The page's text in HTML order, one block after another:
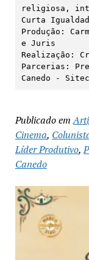
religiosa,
Curta
Produção:
e Juris
Realização:
Parcerias:
Canedo -
Publicado em
Cinema,
Líder Produtivo,
Canedo